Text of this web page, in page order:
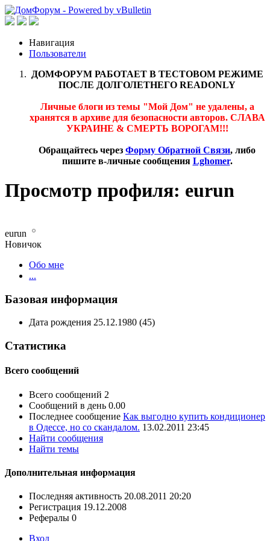
Навигация
Пользователи
ДОМФОРУМ РАБОТАЕТ В ТЕСТОВОМ РЕЖИМЕ
ПОСЛЕ ДОЛГОЛЕТНЕГО READONLY
Личные блоги из темы "Мой Дом" не удалены, а
хранятся в архиве для безопасности авторов. СЛАВА
УКРАИНЕ & СМЕРТЬ ВОРОГАМ!!!
Обращайтесь через Форму Обратной Связи, либо
пишите в-личные сообщения Lghomer.
Просмотр профиля: eurun
eurun
Новичок
Обо мне
...
Базовая информация
Дата рождения 25.12.1980 (45)
Статистика
Всего сообщений
Всего сообщений 2
Сообщений в день 0.00
Последнее сообщение Как выгодно купить кондиционер
в Одессе, но со скандалом. 13.02.2011 23:45
Найти сообщения
Найти темы
Дополнительная информация
Последняя активность 20.08.2011 20:20
Регистрация 19.12.2008
Рефералы 0
Вход